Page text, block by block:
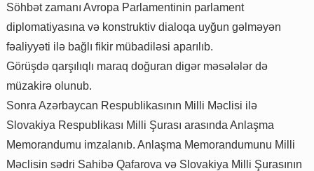
Söhbət zamanı Avropa Parlamentinin parlament
diplomatiyasına və konstruktiv dialoqa uyğun gəlməyən
fəaliyyəti ilə bağlı fikir mübadiləsi aparılıb.
Görüşdə qarşılıqlı maraq doğuran digər məsələlər də
müzakirə olunub.
Sonra Azərbaycan Respublikasının Milli Məclisi ilə
Slovakiya Respublikası Milli Şurası arasında Anlaşma
Memorandumu imzalanıb. Anlaşma Memorandumunu Milli
Məclisin sədri Sahibə Qafarova və Slovakiya Milli Şurasının